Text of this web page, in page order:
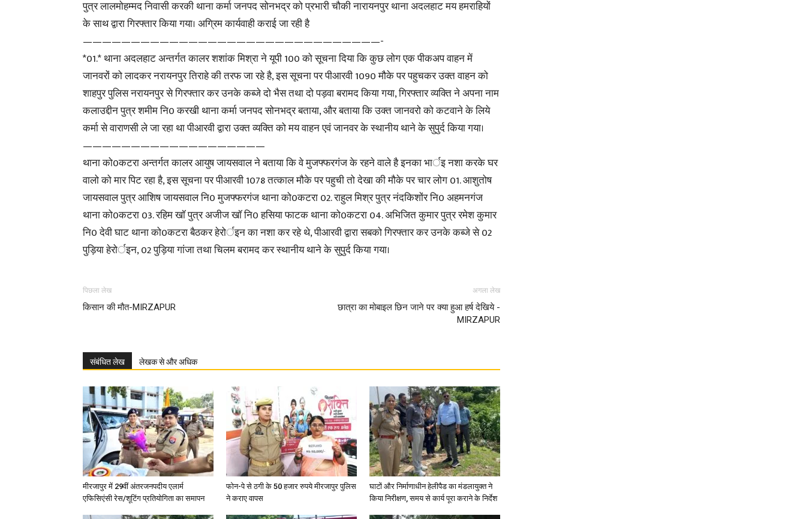
News
in
Hindi,
News
Paper
पुत्र लालमोहम्मद निवासी करकी थाना कर्मा जनपद सोनभद्र को प्रभारी चौकी नारायनपुर थाना अदलहाट मय हमराहियों
के साथ द्वारा गिरफ्तार किया गया। अग्रिम कार्यवाही कराई जा रही है
———————————————————————————————-
*01.* थाना अदलहाट अन्तर्गत कालर शशांक मिश्रा ने यूपी 100 को सूचना दिया कि कुछ लोग एक पीकअप वाहन में
जानवरों को लादकर नरायनपुर तिराहे की तरफ जा रहे है, इस सूचना पर पीआरवी 1090 मौके पर पहुचकर उक्त वाहन को
शाहपुर पुलिस नरायनपुर से गिरफ्तार कर उनके कब्जे दो भैस तथा दो पड़वा बरामद किया गया, गिरफ्तार व्यक्ति ने अपना नाम
कलाउद्दीन पुत्र शमीम नि0 करखी थाना कर्मा जनपद सोनभद्र बताया, और बताया कि उक्त जानवरो को कटवाने के लिये
कर्मा से वाराणसी ले जा रहा था पीआरवी द्वारा उक्त व्यक्ति को मय वाहन एवं जानवर के स्थानीय थाने के सुपुर्द किया गया।
———————————————————
थाना को0कटरा अन्तर्गत कालर आयुष जायसवाल ने बताया कि वे मुजफ्फरगंज के रहने वाले है इनका भार्इ नशा करके घर
वालो को मार पिट रहा है, इस सूचना पर पीआरवी 1078 तत्काल मौके पर पहुची तो देखा की मौके पर चार लोग 01. आशुतोष
जायसवाल पुत्र आशिष जायसवाल नि0 मुजफ्फरगंज थाना को0कटरा 02. राहुल मिश्र पुत्र नंदकिशोंर नि0 अहमनगंज
थाना को0कटरा 03. रहिम खॉ पुत्र अजीज खॉ नि0 हसिया फाटक थाना को0कटरा 04. अभिजित कुमार पुत्र रमेश कुमार
नि0 देवी घाट थाना को0कटरा बैठकर हेरोर्इन का नशा कर रहे थे, पीआरवी द्वारा सबको गिरफ्तार कर उनके कब्जे से 02
पुड़िया हेरोर्इन, 02 पुड़िया गांजा तथा चिलम बरामद कर स्थानीय थाने के सुपुर्द किया गया।
पिछला लेख
किसान की मौत-MIRZAPUR
अगला लेख
छात्रा का मोबाइल छिन जाने पर क्या हुआ हर्ष देखिये -
MIRZAPUR
संबंधित लेख लेखक से और अधिक
मीरजापुर में 29वीं अंतरजनपदीय एलार्म
एफिसिएंसी रेस/शूटिंग प्रतियोगिता का समापन
फोन-पे से ठगी के 50 हजार रुपये मीरजापुर पुलिस
ने कराए वापस
घाटों और निर्माणाधीन हेलीपैड का मंडलायुक्त ने
किया निरीक्षण, समय से कार्य पूरा कराने के निर्देश